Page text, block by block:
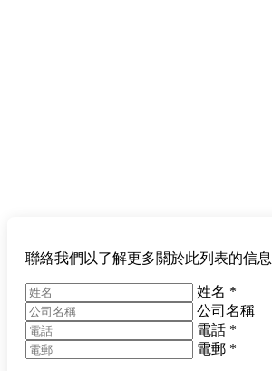
聯絡我們以了解更多關於此列表的信息
姓名 *
公司名稱
電話 *
電郵 *